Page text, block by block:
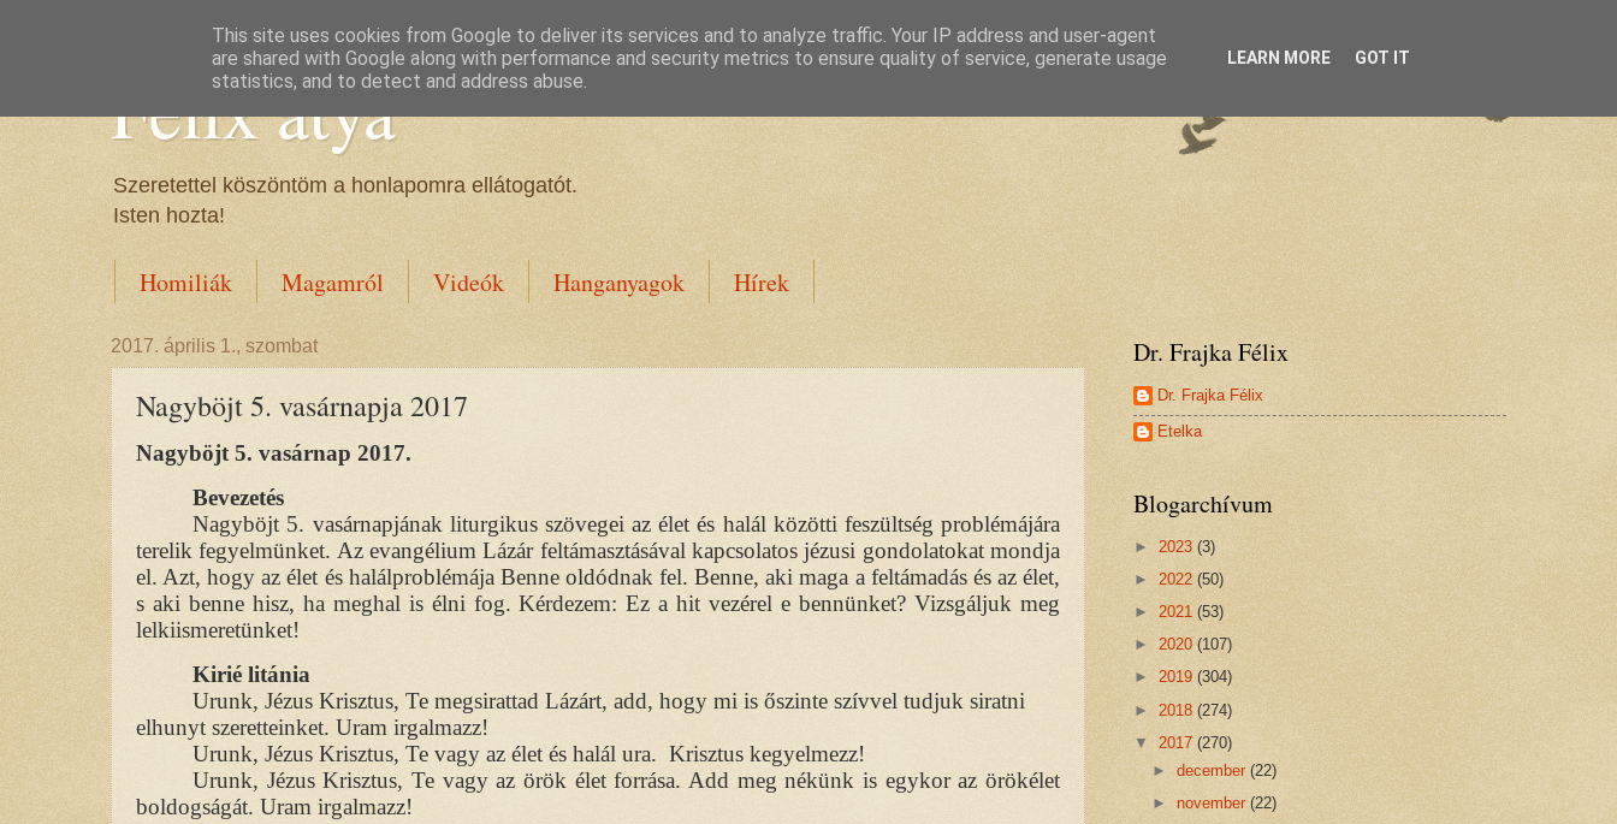
Félix atya
Szeretettel köszöntöm a honlapomra ellátogatót.
Isten hozta!
Homiliák Magamról Videók Hanganyagok Hírek
2017. április 1., szombat
Nagyböjt 5. vasárnapja 2017
Nagyböjt 5. vasárnap 2017.
Bevezetés
Nagyböjt 5. vasárnapjának liturgikus szövegei az élet és halál közötti feszültség problémájára
terelik fegyelmünket. Az evangélium Lázár feltámasztásával kapcsolatos jézusi gondolatokat mondja
el. Azt, hogy az élet és halálproblémája Benne oldódnak fel. Benne, aki maga a feltámadás és az élet,
s aki benne hisz, ha meghal is élni fog. Kérdezem: Ez a hit vezérel e bennünket? Vizsgáljuk meg
lelkiismeretünket!
Kirié litánia
Urunk, Jézus Krisztus, Te megsirattad Lázárt, add, hogy mi is őszinte szívvel tudjuk siratni
elhunyt szeretteinket. Uram irgalmazz!
Urunk, Jézus Krisztus, Te vagy az élet és halál ura. Krisztus kegyelmezz!
Urunk, Jézus Krisztus, Te vagy az örök élet forrása. Add meg nékünk is egykor az örökélet
boldogságát. Uram irgalmazz!
Dr. Frajka Félix
Dr. Frajka Félix
Etelka
Blogarchívum
► 2023 (3)
► 2022 (50)
► 2021 (53)
► 2020 (107)
► 2019 (304)
► 2018 (274)
▼ 2017 (270)
►december(22)
►november(22)
This site uses cookies from Google to deliver its services and to analyze traffic. Your IP address and user-agent
are shared with Google along with performance and security metrics to ensure quality of service, generate usage
statistics, and to detect and address abuse.
LEARN MORE GOT IT